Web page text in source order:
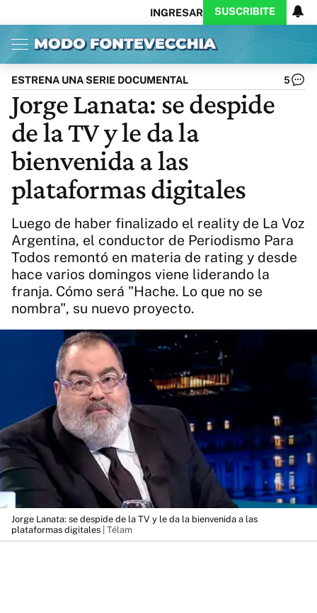
INGRESAR SUSCRIBITE
Inicio Ahora
Opinión
Política
Ciencia
Protagonistas
Cultura
Arte
Educación
Internacional
Clima
Deportes
CARAS
Exitoina
Videos
Córdoba
Business
Noticias
Caras
Exitoina
Diario del Juicio
Actualidad
ESTRENA UNA SERIE DOCUMENTAL 5
Jorge Lanata: se despide
de la TV y le da la
bienvenida a las
plataformas digitales
Luego de haber finalizado el reality de La Voz
Argentina, el conductor de Periodismo Para
Todos remontó en materia de rating y desde
hace varios domingos viene liderando la
franja. Cómo será "Hache. Lo que no se
nombra", su nuevo proyecto.
Jorge Lanata: se despide de la TV y le da la bienvenida a las
plataformas digitales | Télam